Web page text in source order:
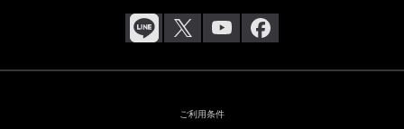
ご利用条件